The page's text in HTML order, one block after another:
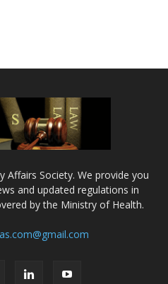
Affairs Society. We provide you
and updated regulations in
by the Ministry of Health.